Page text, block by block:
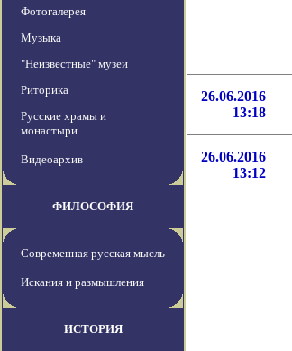
Фотогалерея
Музыка
"Неизвестные" музеи
Риторика
Русские храмы и
монастыри
Видеоархив
ФИЛОСОФИЯ
Современная русская мысль
Искания и размышления
ИСТОРИЯ
26.06.2016
13:18
26.06.2016
13:12